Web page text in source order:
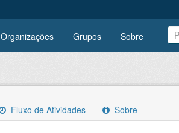
Organizações Grupos Sobre
Fluxo de Atividades Sobre